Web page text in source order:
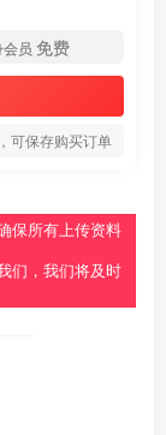
员 免费
可保存购买订单
保所有上传资料
们，我们将及时